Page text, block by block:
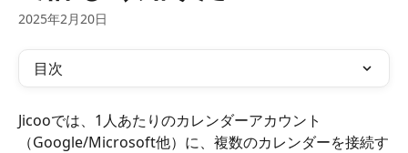
2025年2月20日
目次
Jicooでは、1人あたりのカレンダーアカウント
（Google/Microsoft他）に、複数のカレンダーを接続す